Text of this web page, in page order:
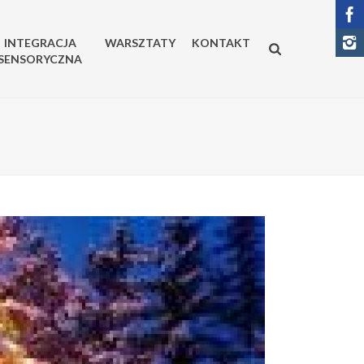
INTEGRACJA
WARSZTATY KONTAKT